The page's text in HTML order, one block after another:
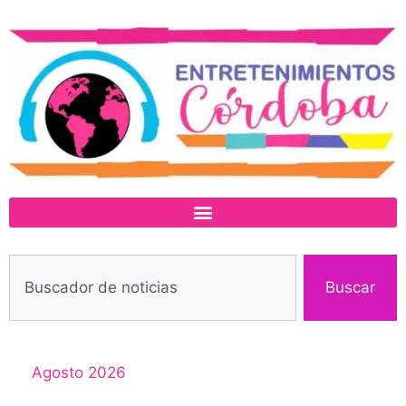
Buscar
Agosto 2026